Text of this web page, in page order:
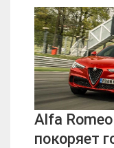
Alfa
покоряет